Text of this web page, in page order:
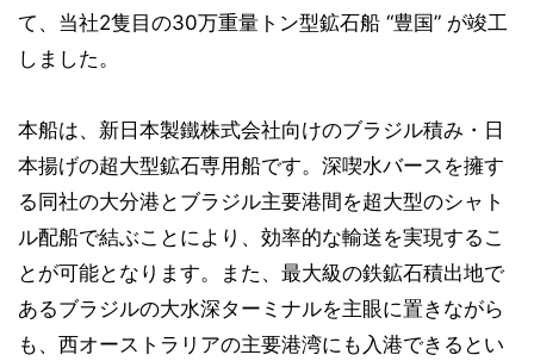
て、当社2隻目の30万重量トン型鉱石船 “豊国” が竣工
しました。
本船は、新日本製鐵株式会社向けのブラジル積み・日
本揚げの超大型鉱石専用船です。深喫水バースを擁す
る同社の大分港とブラジル主要港間を超大型のシャト
ル配船で結ぶことにより、効率的な輸送を実現するこ
とが可能となります。また、最大級の鉄鉱石積出地で
あるブラジルの大水深ターミナルを主眼に置きながら
も、西オーストラリアの主要港湾にも入港できるとい